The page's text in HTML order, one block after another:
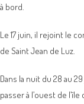
à bord.
Le 17 juin, il rejoint le
de Saint Jean de Luz.
Dans la nuit du 28 au
passer à l’ouest de